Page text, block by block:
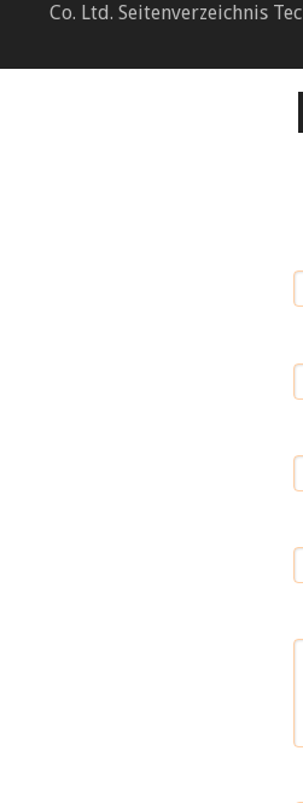
Co. Ltd. Seitenverzeichnis